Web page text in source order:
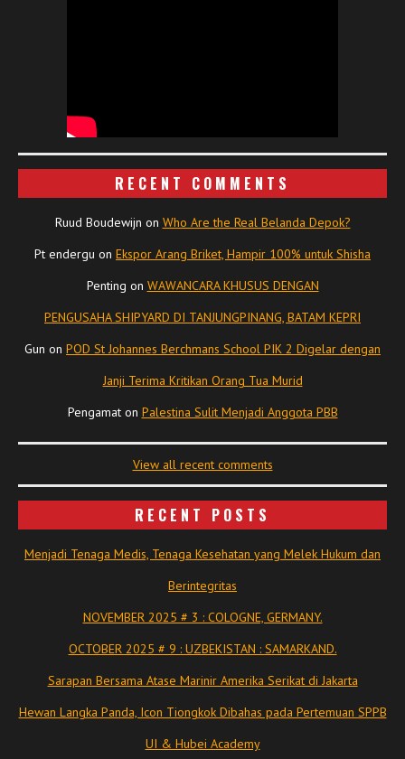
RECENT COMMENTS
Ruud Boudewijn on Who Are the Real Belanda Depok?
Pt endergu on Ekspor Arang Briket, Hampir 100% untuk Shisha
Penting on WAWANCARA KHUSUS DENGAN
PENGUSAHA SHIPYARD DI TANJUNGPINANG, BATAM KEPRI
Gun on POD St Johannes Berchmans School PIK 2 Digelar dengan
Janji Terima Kritikan Orang Tua Murid
Pengamaton Palestina Sulit Menjadi Anggota PBB
View all recent comments
RECENT POSTS
Menjadi Tenaga Medis, Tenaga Kesehatan yang Melek Hukum dan
Berintegritas
NOVEMBER 2025 # 3 : COLOGNE, GERMANY.
OCTOBER 2025 # 9 : UZBEKISTAN : SAMARKAND.
Sarapan Bersama Atase Marinir Amerika Serikat di Jakarta
Hewan Langka Panda, Icon Tiongkok Dibahas pada Pertemuan SPPB
UI & Hubei Academy